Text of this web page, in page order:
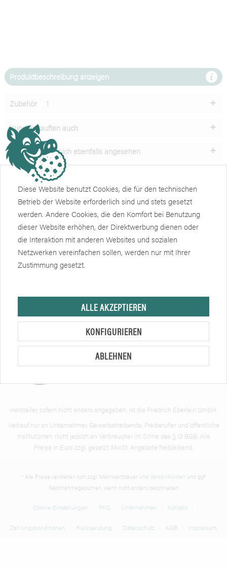
Produktbeschreibung anzeigen
Zubehör 1
Kunden kauften auch
Kunden haben sich ebenfalls angesehen
Unser Service
Shop
Informationen
Weiteres
Soziale Netzwerke
Hersteller, sofern nicht anders angegeben, ist die Friedrich Eberlein GmbH.
Verkauf nur an Unternehmer, Gewerbetreibende, Freiberufler und öffentliche
Institutionen, nicht jedoch an Verbraucher im Sinne des § 13 BGB. Alle
Preise in Euro zzgl. gesetzl. MwSt. Angebote freibleibend.
* Alle Preise verstehen sich zzgl. Mehrwertsteuer und Versandkosten und ggf.
Nachnahmegebühren, wenn nicht anders beschrieben
Cookie-Einstellungen FAQ Unternehmen Kontakt
Zahlungskonditionen Rücksendung Datenschutz AGB Impressum
Diese Website benutzt Cookies, die für den technischen
Betrieb der Website erforderlich sind und stets gesetzt
werden. Andere Cookies, die den Komfort bei Benutzung
dieser Website erhöhen, der Direktwerbung dienen oder
die Interaktion mit anderen Websites und sozialen
Netzwerken vereinfachen sollen, werden nur mit Ihrer
Zustimmung gesetzt.
ALLE AKZEPTIEREN
KONFIGURIEREN
ABLEHNEN